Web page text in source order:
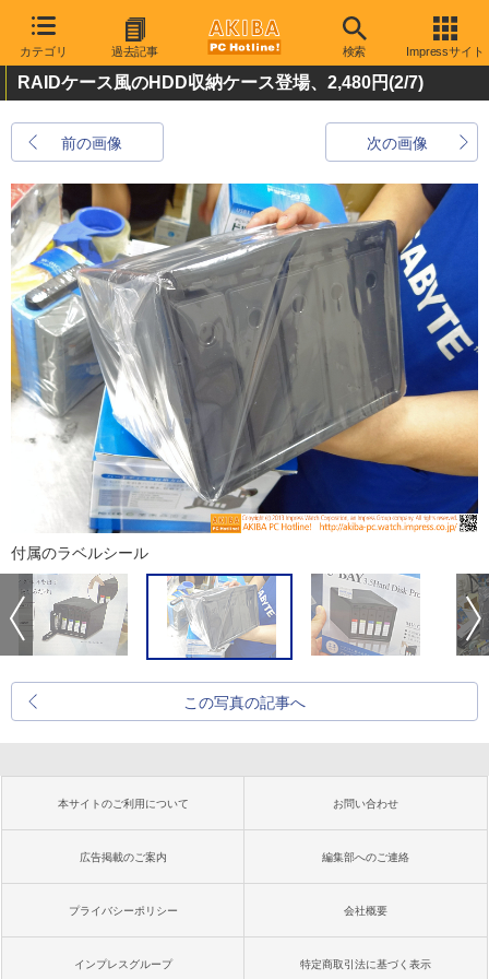
カテゴリ 過去記事 検索 Impressサイト
RAIDケース風のHDD収納ケース登場、2,480円(2/7)
前の画像 次の画像
付属のラベルシール
この写真の記事へ
本サイトのご利用について お問い合わせ
広告掲載のご案内 編集部へのご連絡
プライバシーポリシー 会社概要
インプレスグループ 特定商取引法に基づく表示